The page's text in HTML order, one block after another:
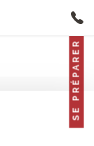
SE PRÉPARER